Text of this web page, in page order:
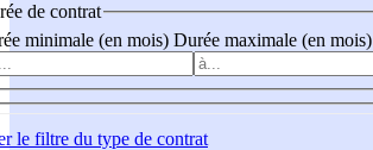
de contrat
minimale (en mois) Durée maximale (en mois)
le filtre du type de contrat